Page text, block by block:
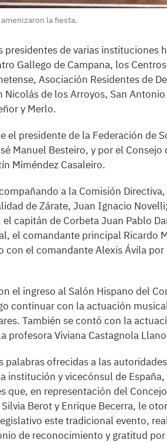
la fiesta.
presidentes de varias instituciones
Gallego de Campana, los
Asociación Residentes de
Nicolás de los Arroyos, San
y Merlo.
el presidente de la Federación de
Manuel Besteiro, y por el Consejo
Miméndez Casaleiro.
a la Comisión
de Zárate, Juan Ignacio
capitán de Corbeta Juan Pablo
el comandante principal Ricardo
con el comandante Alexis Ávila
el ingreso al Salón Hispano del
continuar con la actuación
También se contó con la
profesora Viviana Castagnola
palabras ofrecidas a las
institución y vicecónsul de
que, en representación del
Berot y Enrique Becerra, le
este tradicional evento,
de reconocimiento y gratitud